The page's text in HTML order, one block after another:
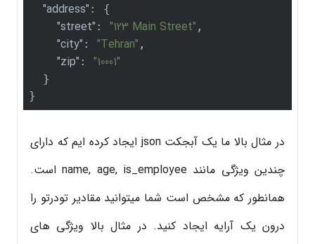
"address" : {
"street" : "123 Main Street" ,
"city" : "Tehran" ,
"zip" : "10001"
  }
در مثال بالا ما یک آبجکت json ایجاد کرده ایم که دارای
چندین ویژگی مانند name, age, is_employee است.
همانطور که مشخص است شما میتوانید مقادیر تودرتو را
درون یک آرایه ایجاد کنید. در مثال بالا ویژگی های